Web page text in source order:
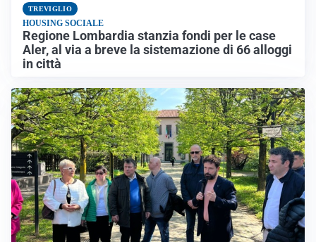
TREVIGLIO
HOUSING SOCIALE
Regione Lombardia stanzia fondi per le case
Aler, al via a breve la sistemazione di 66 alloggi
in città